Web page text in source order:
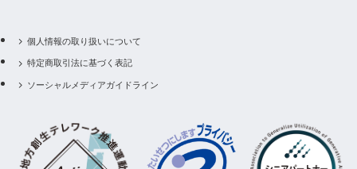
個人情報の取り扱いについて
特定商取引法に基づく表記
ソーシャルメディアガイドライン